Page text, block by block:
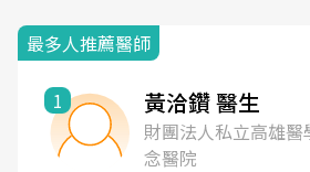
最多人推薦醫師
1 黃洽鑽 醫生
財團法人私立高雄
念醫院